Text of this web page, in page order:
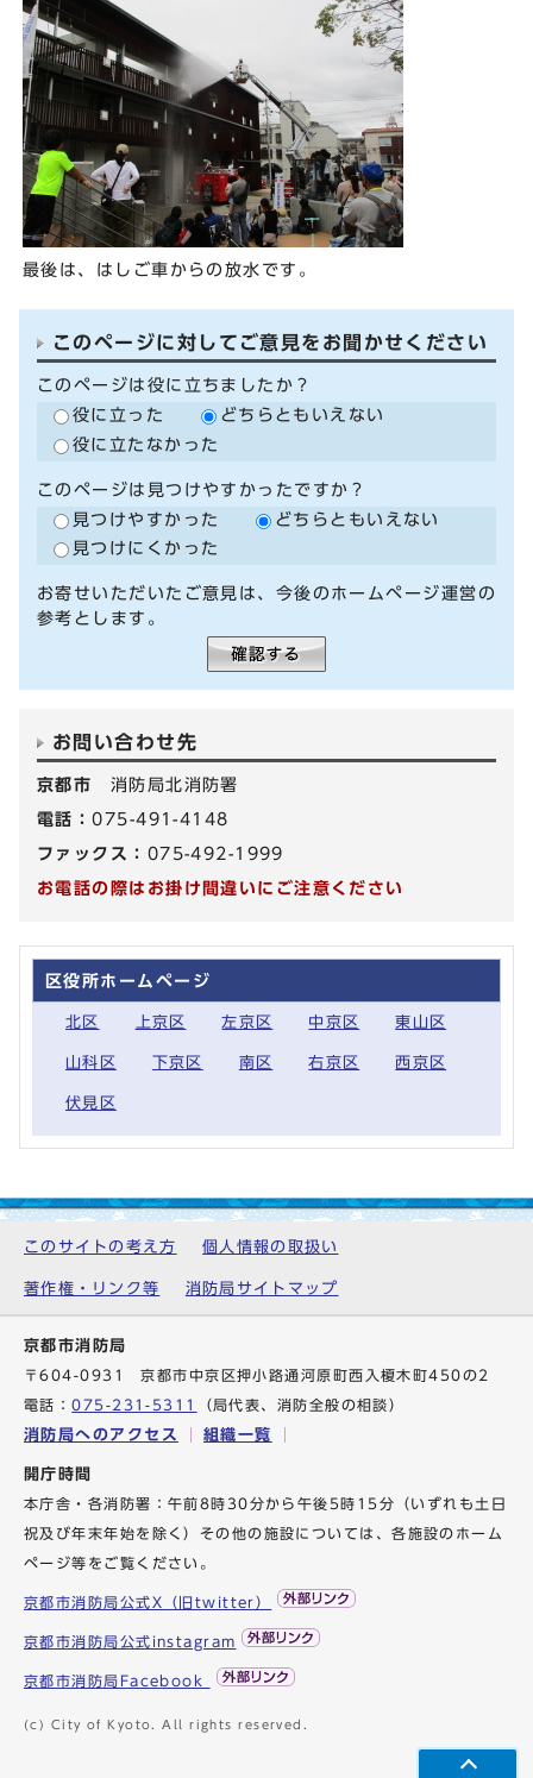
最後は、はしご車からの放水です。
このページに対してご意見をお聞かせください
このページは役に立ちましたか？
役に立った
どちらともいえない
役に立たなかった
このページは見つけやすかったですか？
見つけやすかった
どちらともいえない
見つけにくかった
お寄せいただいたご意見は、今後のホームページ運営の
参考とします。
お問い合わせ先
京都市 消防局北消防署
電話：075-491-4148
ファックス： 075-492-1999
お電話の際はお掛け間違いにご注意ください
区役所ホームページ
北区 上京区 左京区 中京区 東山区
山科区 下京区 南区 右京区 西京区
伏見区
このサイトの考え方 個人情報の取扱い
著作権・リンク等 消防局サイトマップ
京都市消防局
〒604-0931 京都市中京区押小路通河原町西入榎木町450の2
電話：075-231-5311 （局代表、消防全般の相談）
消防局へのアクセス 組織一覧
開庁時間
本庁舎・各消防署：午前8時30分から午後5時15分（いずれも土日
祝及び年末年始を除く）その他の施設については、各施設のホーム
ページ等をご覧ください。
京都市消防局公式X（旧twitter）
京都市消防局公式instagram
京都市消防局Facebook
(c) City of Kyoto. All rights reserved.